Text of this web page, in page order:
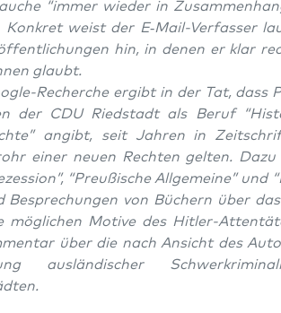
“immer wie­der in
Kon­kret weist der E‑Mail-Ver­fas­ser
hin, in denen er klar
glaubt.
Recher­che ergibt in der Tat,
der CDU Ried­stadt als Beruf
angibt, seit Jah­ren in
einer neu­en Rech­ten gel­ten.
“Preu­ßi­sche All­ge­mei­ne”
Bespre­chun­gen von Büchern über
mög­li­chen Moti­ve des Hit­ler-
über die nach Ansicht des
aus­län­di­scher